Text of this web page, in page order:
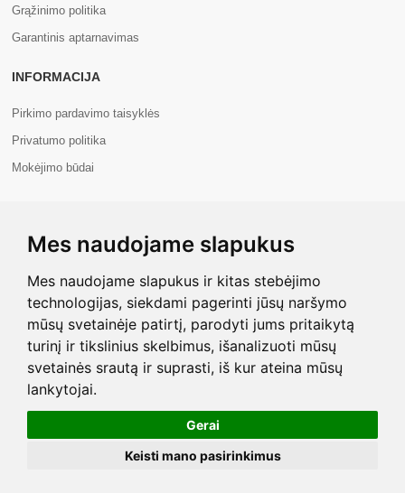
Mes naudojame slapukus
Mes naudojame slapukus ir kitas stebėjimo
technologijas, siekdami pagerinti jūsų naršymo
mūsų svetainėje patirtį, parodyti jums pritaikytą
turinį ir tikslinius skelbimus, išanalizuoti mūsų
svetainės srautą ir suprasti, iš kur ateina mūsų
lankytojai.
Gerai
Keisti mano pasirinkimus
Grąžinimo politika
Garantinis aptarnavimas
INFORMACIJA
Pirkimo pardavimo taisyklės
Privatumo politika
Mokėjimo būdai
Apie mus
Copyright © 2026 Com+. Visos teisės saugomos.